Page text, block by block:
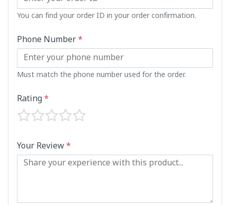
You can find your order ID in your order confirmation.
Phone Number*
Must match the phone number used for the order.
Rating*
Your Review*